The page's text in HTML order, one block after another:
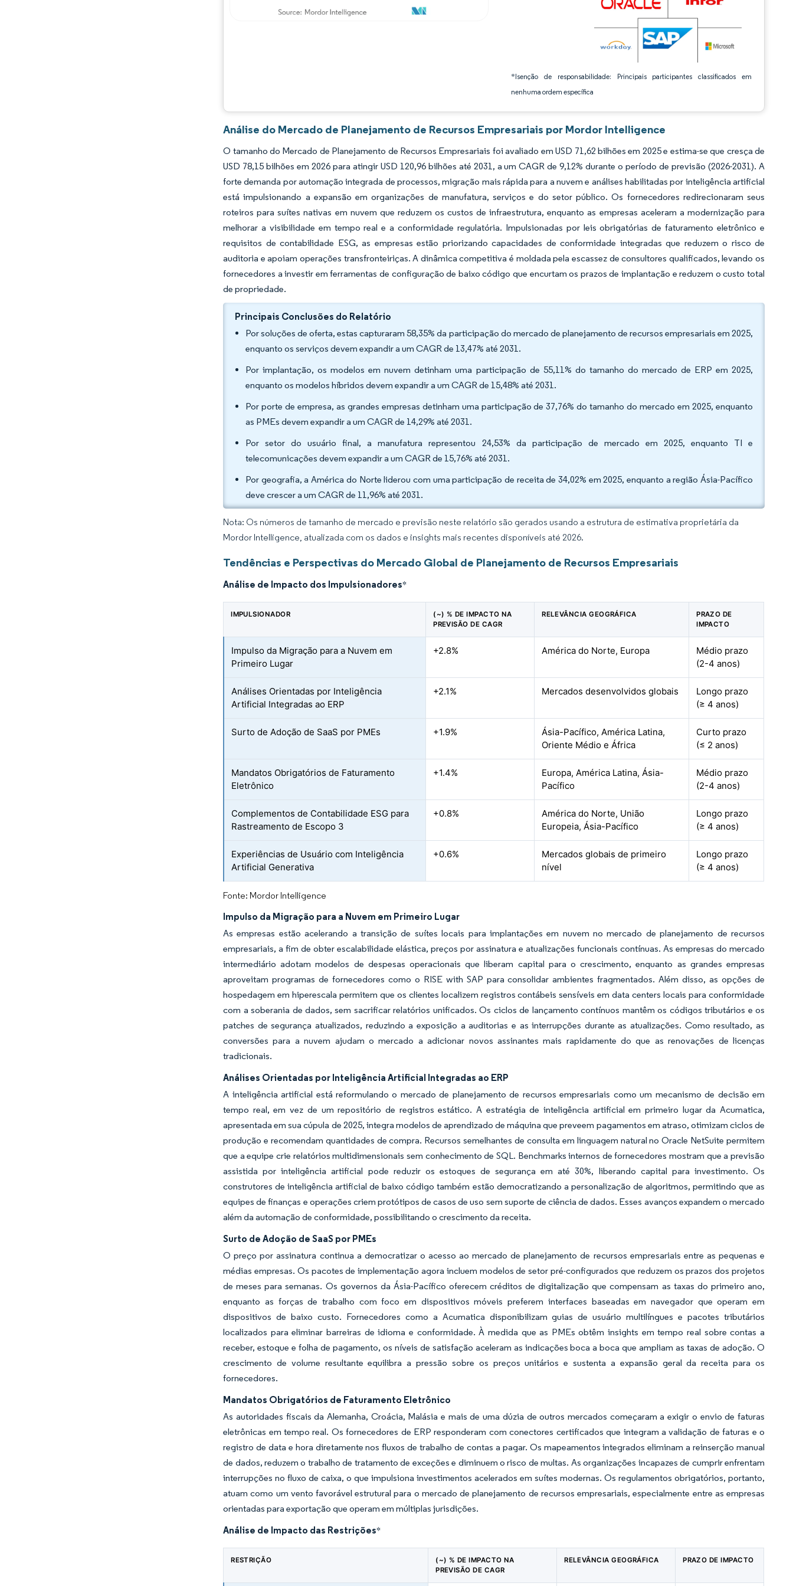
*Isenção de responsabilidade: Principais participantes classificados em
nenhuma ordem específica
Análise do Mercado de Planejamento de Recursos Empresariais por Mordor Intelligence
O tamanho do Mercado de Planejamento de Recursos Empresariais foi avaliado em USD 71,62 bilhões em 2025 e estima-se que cresça de
USD 78,15 bilhões em 2026 para atingir USD 120,96 bilhões até 2031, a um CAGR de 9,12% durante o período de previsão (2026-2031). A
forte demanda por automação integrada de processos, migração mais rápida para a nuvem e análises habilitadas por inteligência artificial
está impulsionando a expansão em organizações de manufatura, serviços e do setor público. Os fornecedores redirecionaram seus
roteiros para suítes nativas em nuvem que reduzem os custos de infraestrutura, enquanto as empresas aceleram a modernização para
melhorar a visibilidade em tempo real e a conformidade regulatória. Impulsionadas por leis obrigatórias de faturamento eletrônico e
requisitos de contabilidade ESG, as empresas estão priorizando capacidades de conformidade integradas que reduzem o risco de
auditoria e apoiam operações transfronteiriças. A dinâmica competitiva é moldada pela escassez de consultores qualificados, levando os
fornecedores a investir em ferramentas de configuração de baixo código que encurtam os prazos de implantação e reduzem o custo total
de propriedade.
Principais Conclusões do Relatório
Por soluções de oferta, estas capturaram 58,35% da participação do mercado de planejamento de recursos empresariais em 2025,
enquanto os serviços devem expandir a um CAGR de 13,47% até 2031.
Por implantação, os modelos em nuvem detinham uma participação de 55,11% do tamanho do mercado de ERP em 2025,
enquanto os modelos híbridos devem expandir a um CAGR de 15,48% até 2031.
Por porte de empresa, as grandes empresas detinham uma participação de 37,76% do tamanho do mercado em 2025, enquanto
as PMEs devem expandir a um CAGR de 14,29% até 2031.
Por setor do usuário final, a manufatura representou 24,53% da participação de mercado em 2025, enquanto TI e
telecomunicações devem expandir a um CAGR de 15,76% até 2031.
Por geografia, a América do Norte liderou com uma participação de receita de 34,02% em 2025, enquanto a região Ásia-Pacífico
deve crescer a um CAGR de 11,96% até 2031.
Nota: Os números de tamanho de mercado e previsão neste relatório são gerados usando a estrutura de estimativa proprietária da
Mordor Intelligence, atualizada com os dados e insights mais recentes disponíveis até 2026.
Tendências e Perspectivas do Mercado Global de Planejamento de Recursos Empresariais
Análise de Impacto dos Impulsionadores*
IMPULSIONADOR
(~) % DE IMPACTO NA
PREVISÃO DE CAGR
RELEVÂNCIA GEOGRÁFICA
PRAZO DE
IMPACTO
Impulso da Migração para a Nuvem em
Primeiro Lugar
+2.8% América do Norte, Europa
Médio prazo
(2-4 anos)
Análises Orientadas por Inteligência
Artificial Integradas ao ERP
+2.1% Mercados desenvolvidos globais
Longo prazo
(≥ 4 anos)
Surto de Adoção de SaaS por PMEs +1.9%
Ásia-Pacífico, América Latina,
Oriente Médio e África
Curto prazo
(≤ 2 anos)
Mandatos Obrigatórios de Faturamento
Eletrônico
+1.4%
Europa, América Latina, Ásia-
Pacífico
Médio prazo
(2-4 anos)
Complementos de Contabilidade ESG para
Rastreamento de Escopo 3
+0.8%
América do Norte, União
Europeia, Ásia-Pacífico
Longo prazo
(≥ 4 anos)
Experiências de Usuário com Inteligência
Artificial Generativa
+0.6%
Mercados globais de primeiro
nível
Longo prazo
(≥ 4 anos)
Fonte: Mordor Intelligence
Impulso da Migração para a Nuvem em Primeiro Lugar
As empresas estão acelerando a transição de suítes locais para implantações em nuvem no mercado de planejamento de recursos
empresariais, a fim de obter escalabilidade elástica, preços por assinatura e atualizações funcionais contínuas. As empresas do mercado
intermediário adotam modelos de despesas operacionais que liberam capital para o crescimento, enquanto as grandes empresas
aproveitam programas de fornecedores como o RISE with SAP para consolidar ambientes fragmentados. Além disso, as opções de
hospedagem em hiperescala permitem que os clientes localizem registros contábeis sensíveis em data centers locais para conformidade
com a soberania de dados, sem sacrificar relatórios unificados. Os ciclos de lançamento contínuos mantêm os códigos tributários e os
patches de segurança atualizados, reduzindo a exposição a auditorias e as interrupções durante as atualizações. Como resultado, as
conversões para a nuvem ajudam o mercado a adicionar novos assinantes mais rapidamente do que as renovações de licenças
tradicionais.
Análises Orientadas por Inteligência Artificial Integradas ao ERP
A inteligência artificial está reformulando o mercado de planejamento de recursos empresariais como um mecanismo de decisão em
tempo real, em vez de um repositório de registros estático. A estratégia de inteligência artificial em primeiro lugar da Acumatica,
apresentada em sua cúpula de 2025, integra modelos de aprendizado de máquina que preveem pagamentos em atraso, otimizam ciclos de
produção e recomendam quantidades de compra. Recursos semelhantes de consulta em linguagem natural no Oracle NetSuite permitem
que a equipe crie relatórios multidimensionais sem conhecimento de SQL. Benchmarks internos de fornecedores mostram que a previsão
assistida por inteligência artificial pode reduzir os estoques de segurança em até 30%, liberando capital para investimento. Os
construtores de inteligência artificial de baixo código também estão democratizando a personalização de algoritmos, permitindo que as
equipes de finanças e operações criem protótipos de casos de uso sem suporte de ciência de dados. Esses avanços expandem o mercado
além da automação de conformidade, possibilitando o crescimento da receita.
Surto de Adoção de SaaS por PMEs
O preço por assinatura continua a democratizar o acesso ao mercado de planejamento de recursos empresariais entre as pequenas e
médias empresas. Os pacotes de implementação agora incluem modelos de setor pré-configurados que reduzem os prazos dos projetos
de meses para semanas. Os governos da Ásia-Pacífico oferecem créditos de digitalização que compensam as taxas do primeiro ano,
enquanto as forças de trabalho com foco em dispositivos móveis preferem interfaces baseadas em navegador que operam em
dispositivos de baixo custo. Fornecedores como a Acumatica disponibilizam guias de usuário multilíngues e pacotes tributários
localizados para eliminar barreiras de idioma e conformidade. À medida que as PMEs obtêm insights em tempo real sobre contas a
receber, estoque e folha de pagamento, os níveis de satisfação aceleram as indicações boca a boca que ampliam as taxas de adoção. O
crescimento de volume resultante equilibra a pressão sobre os preços unitários e sustenta a expansão geral da receita para os
fornecedores.
Mandatos Obrigatórios de Faturamento Eletrônico
As autoridades fiscais da Alemanha, Croácia, Malásia e mais de uma dúzia de outros mercados começaram a exigir o envio de faturas
eletrônicas em tempo real. Os fornecedores de ERP responderam com conectores certificados que integram a validação de faturas e o
registro de data e hora diretamente nos fluxos de trabalho de contas a pagar. Os mapeamentos integrados eliminam a reinserção manual
de dados, reduzem o trabalho de tratamento de exceções e diminuem o risco de multas. As organizações incapazes de cumprir enfrentam
interrupções no fluxo de caixa, o que impulsiona investimentos acelerados em suítes modernas. Os regulamentos obrigatórios, portanto,
atuam como um vento favorável estrutural para o mercado de planejamento de recursos empresariais, especialmente entre as empresas
orientadas para exportação que operam em múltiplas jurisdições.
Análise de Impacto das Restrições*
RESTRIÇÃO
(~) % DE IMPACTO NA
PREVISÃO DE CAGR
RELEVÂNCIA GEOGRÁFICA PRAZO DE IMPACTO